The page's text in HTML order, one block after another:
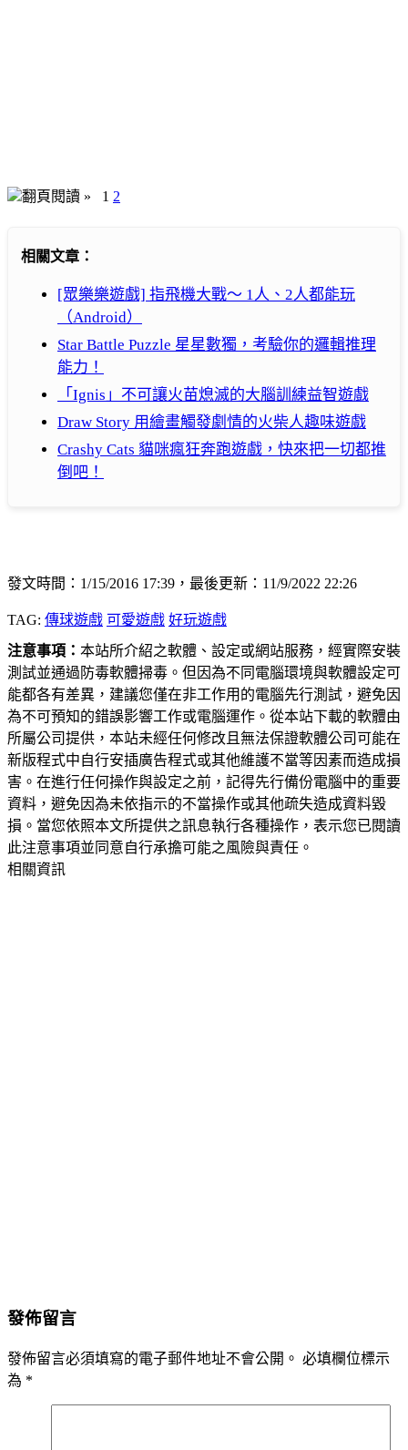
翻頁閱讀 » 1 2
相關文章：
[眾樂樂遊戲] 指飛機大戰～ 1人、2人都能玩
（Android）
Star Battle Puzzle 星星數獨，考驗你的邏輯推理
能力！
「Ignis」不可讓火苗熄滅的大腦訓練益智遊戲
Draw Story 用繪畫觸發劇情的火柴人趣味遊戲
Crashy Cats 貓咪瘋狂奔跑遊戲，快來把一切都推
倒吧！
發文時間：1/15/2016 17:39，最後更新：11/9/2022 22:26
TAG: 傳球遊戲 可愛遊戲 好玩遊戲
注意事項： 本站所介紹之軟體、設定或網站服務，經實際安裝
測試並通過防毒軟體掃毒。但因為不同電腦環境與軟體設定可
能都各有差異，建議您僅在非工作用的電腦先行測試，避免因
為不可預知的錯誤影響工作或電腦運作。從本站下載的軟體由
所屬公司提供，本站未經任何修改且無法保證軟體公司可能在
新版程式中自行安插廣告程式或其他維護不當等因素而造成損
害。在進行任何操作與設定之前，記得先行備份電腦中的重要
資料，避免因為未依指示的不當操作或其他疏失造成資料毀
損。當您依照本文所提供之訊息執行各種操作，表示您已閱讀
此注意事項並同意自行承擔可能之風險與責任。
相關資訊
發佈留言
發佈留言必須填寫的電子郵件地址不會公開。 必填欄位標示
為 *